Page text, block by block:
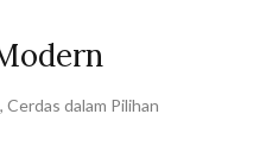
Cerdas dalam Pilihan